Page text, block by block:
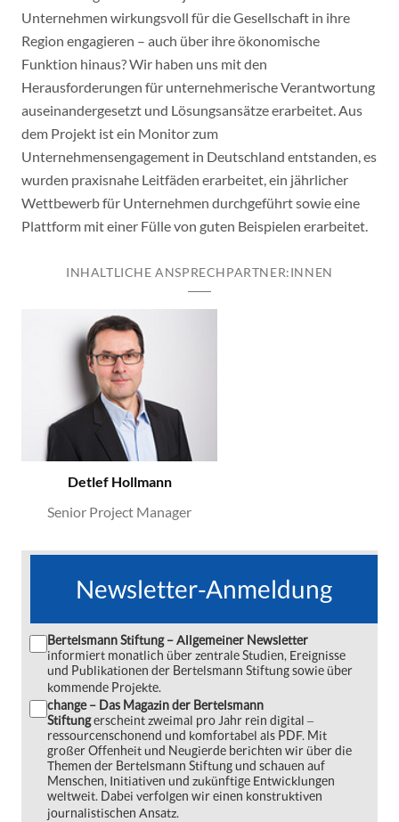
Unternehmen wirkungsvoll für die Gesellschaft in ihre
Region engagieren – auch über ihre ökonomische
Funktion hinaus? Wir haben uns mit den
Herausforderungen für unternehmerische Verantwortung
auseinandergesetzt und Lösungsansätze erarbeitet. Aus
dem Projekt ist ein Monitor zum
Unternehmensengagement in Deutschland entstanden, es
wurden praxisnahe Leitfäden erarbeitet, ein jährlicher
Wettbewerb für Unternehmen durchgeführt sowie eine
Plattform mit einer Fülle von guten Beispielen erarbeitet.
INHALTLICHE ANSPRECHPARTNER:INNEN
Detlef Hollmann
Senior Project Manager
Newsletter-Anmeldung
Bertelsmann Stiftung – Allgemeiner Newsletter
informiert monatlich über zentrale Studien, Ereignisse
und Publikationen der Bertelsmann Stiftung sowie über
kommende Projekte.
change – Das Magazin der Bertelsmann
Stiftungerscheint zweimal pro Jahr rein digital ‒
ressourcenschonend und komfortabel als PDF. Mit
großer Offenheit und Neugierde berichten wir über die
Themen der Bertelsmann Stiftung und schauen auf
Menschen, Initiativen und zukünftige Entwicklungen
weltweit. Dabei verfolgen wir einen konstruktiven
journalistischen Ansatz.